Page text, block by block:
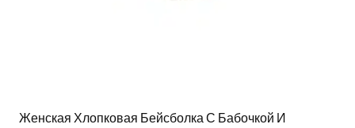
Женская Хлопковая Бейсболка С Бабочкой И